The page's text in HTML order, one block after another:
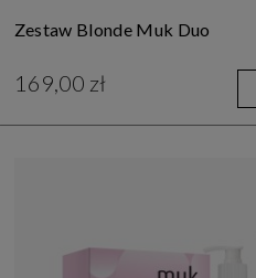
Zestaw Blonde Muk Duo
169,00 zł